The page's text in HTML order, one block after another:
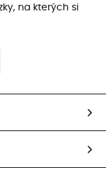
na kterých si